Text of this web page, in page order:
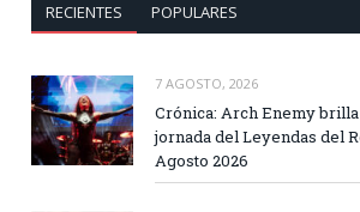
RECIENTES POPULARES
7 AGOSTO, 2026
Crónica: Arch Enemy
jornada del Leyendas del
Agosto 2026